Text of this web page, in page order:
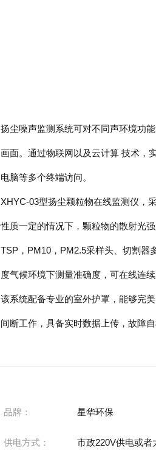
扬尘噪声监测系统可对不同声环境功
画面。通过物联网以及云计算 技术，
电脑等多个终端访问。
XHYC-03型扬尘颗粒物在线监测仪，
性质一定的情况下，颗粒物的散射光
TSP，PM10，PM2.5采样头、切割器
度气候环境下测量准确度，可在线连
该系统配备专业的室外护罩，能够完
间断工作，具备实时数据上传，故障
品牌： 星华环保
供电方式： 市政220V供电或者